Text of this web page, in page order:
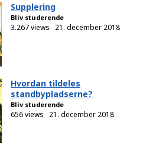
Supplering
Bliv studerende
3.267 views 21. december 2018
Hvordan tildeles
standbypladserne?
Bliv studerende
656 views 21. december 2018